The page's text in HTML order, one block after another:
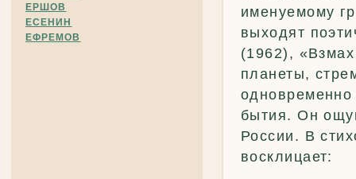
ЕРШОВ
ЕСЕНИН
ЕФРЕМОВ
именуемому
выходят
(1962), «Взмах
планеты,
одновременно
бытия. Он
России. В
восклицает: